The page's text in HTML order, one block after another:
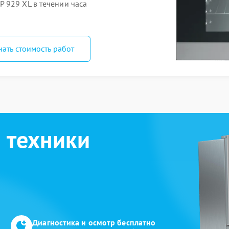
XL в течении часа
стоимость работ
Диагностика и осмотр бесплатно